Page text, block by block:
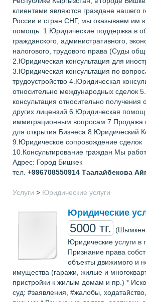
клиентами являются граждане нашего
России и стран СНГ, мы оказываем им
помощь: 1.Юридические поддержка в
гражданского, административного,
налогового, трудового права (Суды
2.Юридическая консультация для
3.Юридическая консультация по
трудоустройство 4.Юридическая
относительно международных сделок
консультация относительно получения
других лицензий 6.Юридическая
иммиграционным вопросам 7.Продажа
для открытия Бизнеса 8.Юридический
9.Юридическое сопровождение сделок
10.Консультирование граждан Мы
Адрес: Город Бишкек
тел. +996708550914 Таалайбекова
Услуги > Юридические услуги
Юридические
5000 тг.
Юридические услуги в
Признание права
объекты движимого и
имущества (гаражи, жилые и
пристройки к жилым домам и пр.) *
суд: #заявления, #жалобы,